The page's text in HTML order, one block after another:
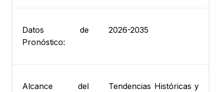
Datos de
Pronóstico:
2026-2035
Alcance del
Tendencias Históricas y